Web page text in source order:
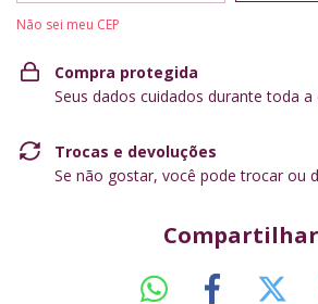
Não sei meu CEP
Compra protegida
Seus dados cuidados durante toda a
Trocas e devoluções
Se não gostar, você pode trocar ou